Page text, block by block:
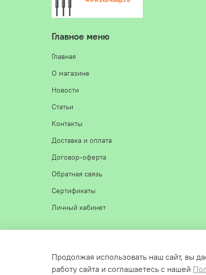
Главное меню
Главная
О магазине
Новости
Статьи
Контакты
Доставка и оплата
Договор-оферта
Обратная связь
Сертификаты
Личный кабинет
Создан на inSales
Продолжая использовать наш сайт, вы
работу сайта и соглашаетесь с нашей